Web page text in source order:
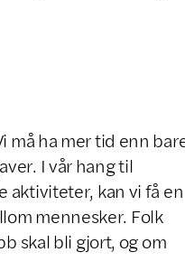
må ha mer tid enn
I vår hang til
aktiviteter, kan vi få en
mennesker. Folk
skal bli gjort, og om